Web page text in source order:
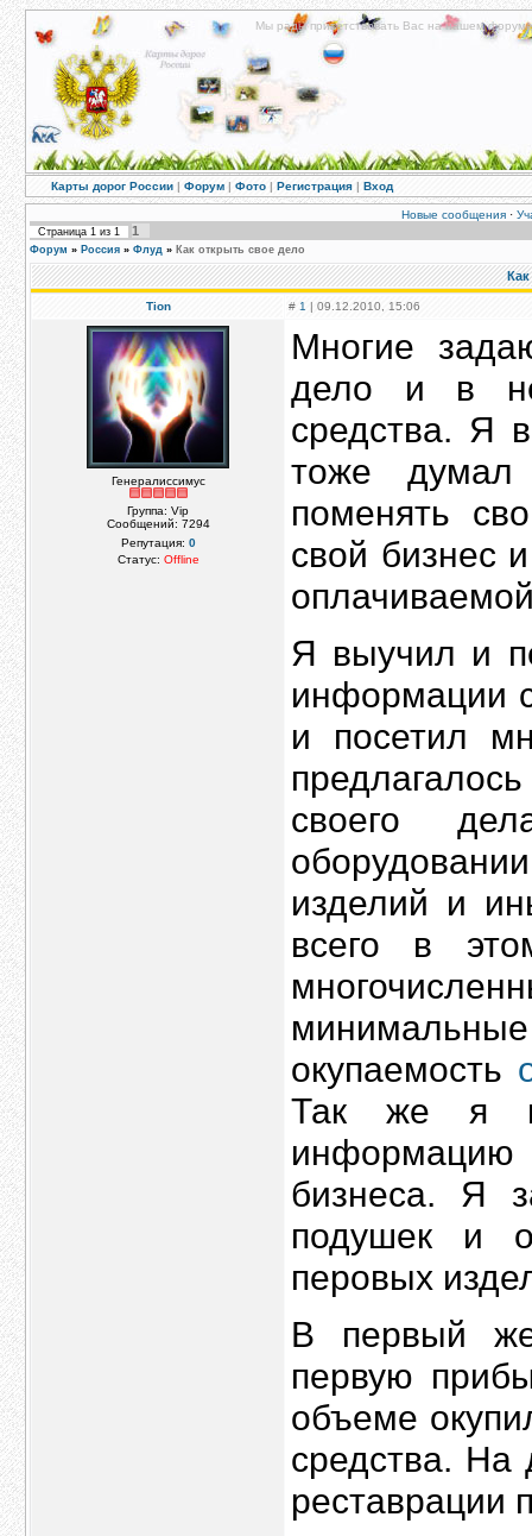
Мы рады приветствовать Вас на нашем
Карты дорог России | Форум | Фото | Регистрация | Вход
Новые сообщения·
Страница 1 из 1 1
Форум » Россия » Флуд » Как открыть свое дело
Как
Tion # 1 | 09.12.2010, 15:06
Генералиссимус
Группа: Vip
Сообщений: 7294
Репутация: 0
Статус: Offline
Многие
дело и в
средства. Я
тоже
поменять
свой бизнес
Я выучил и
информации
и посетил
своего
изделий и
всего в
окупаемость
Так же я
информацию
бизнеса. Я
подушек и
перовых
В первый
первую
объеме
средства.
реставрации